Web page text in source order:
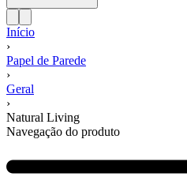
Início
›
Papel de Parede
›
Geral
›
Natural Living
Navegação do produto